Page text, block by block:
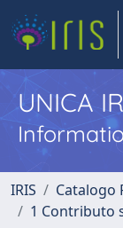
UNICA
IRIS
Catalogo
1 Contributo